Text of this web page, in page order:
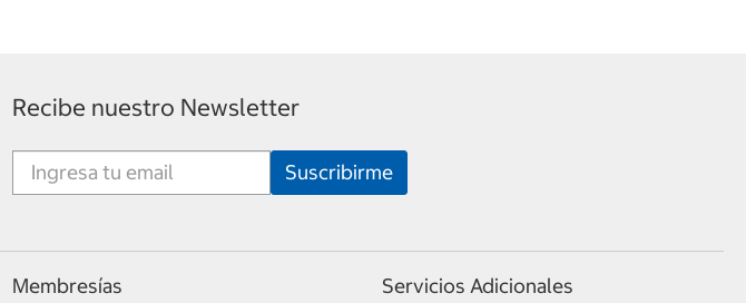
Recibe nuestro Newsletter
Membresías Servicios Adicionales